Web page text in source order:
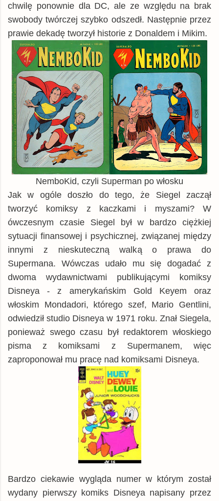
chwilę ponownie dla DC, ale ze względu na brak
swobody twórczej szybko odszedł. Następnie przez
prawie dekadę tworzył historie z Donaldem i Mikim.
NemboKid, czyli Superman po włosku
Jak w ogóle doszło do tego, że Siegel zaczął
tworzyć komiksy z kaczkami i myszami? W
ówczesnym czasie Siegel był w bardzo ciężkiej
sytuacji finansowej i psychicznej, związanej między
innymi z nieskuteczną walką o prawa do
Supermana. Wówczas udało mu się dogadać z
dwoma wydawnictwami publikującymi komiksy
Disneya - z amerykańskim Gold Keyem oraz
włoskim Mondadori, którego szef, Mario Gentlini,
odwiedził studio Disneya w 1971 roku. Znał Siegela,
ponieważ swego czasu był redaktorem włoskiego
pisma z komiksami z Supermanem, więc
zaproponował mu pracę nad komiksami Disneya.
Bardzo ciekawie wygląda numer w którym został
wydany pierwszy komiks Disneya napisany przez